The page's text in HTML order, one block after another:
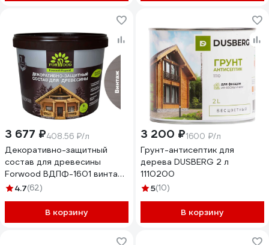
3 677 ₽408.56 ₽/л
Декоративно-защитный
состав для древесины
Forwood ВДПФ-1601 винтаж,
9 л 4630058024275
4.7(62)
В корзину
3 200 ₽1600 ₽/л
Грунт-антисептик для
дерева DUSBERG 2 л
1110200
5(10)
В корзину